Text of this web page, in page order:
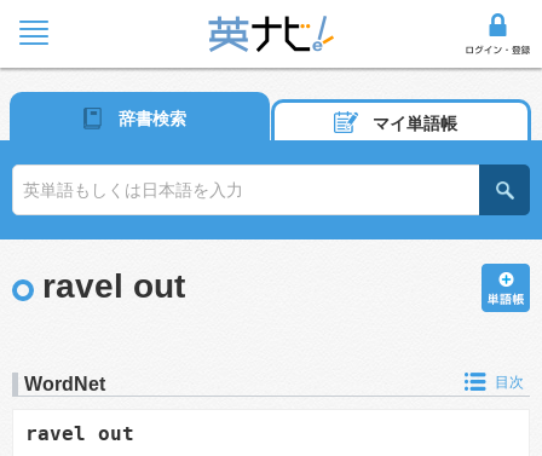
辞書検索 マイ単語帳
ravel out
WordNet 目次
ravel out